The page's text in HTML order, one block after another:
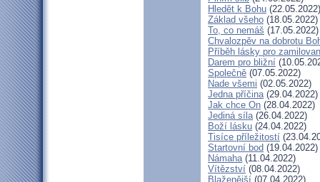
Hledět k Bohu (22.05.2022)
Základ všeho (18.05.2022)
To, co nemáš (17.05.2022)
Chvalozpěv na dobrotu
Příběh lásky pro
Darem pro bližní
Společně (07.05.2022)
Nade všemi (02.05.2022)
Jedna příčina(29.04.2022)
Jak chce On (28.04.2022)
Jediná síla(26.04.2022)
Boží lásku (24.04.2022)
Tisíce příležitostí
Startovní bod (19.04.2022)
Námaha(11.04.2022)
Vítězství (08.04.2022)
Blaženější (07.04.2022)